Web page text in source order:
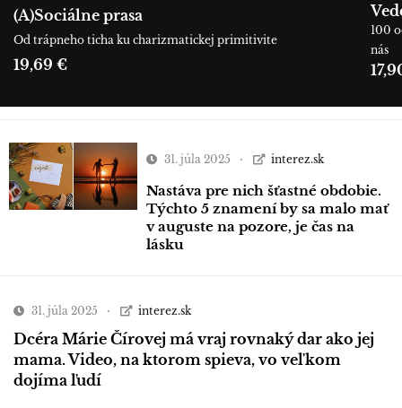
(A)Sociálne prasa
Od trápneho ticha ku charizmatickej primitivite
19,69 €
100
nás
31. júla 2025 interez.sk
Nastáva pre nich šťastné obdobie.
Týchto 5 znamení by sa malo mať
v auguste na pozore, je čas na
lásku
31. júla 2025 interez.sk
Dcéra Márie Čírovej má vraj rovnaký dar ako jej
mama. Video, na ktorom spieva, vo veľkom
dojíma ľudí